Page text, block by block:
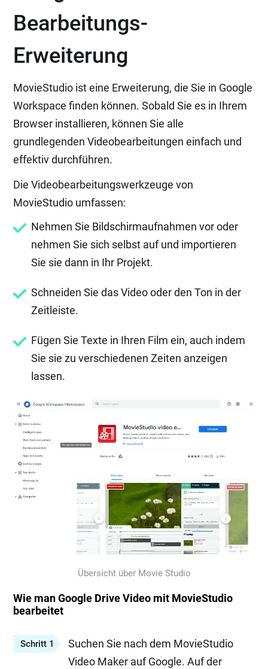
Bearbeitungs-
Erweiterung
MovieStudio ist eine Erweiterung, die Sie in Google
Workspace finden können. Sobald Sie es in Ihrem
Browser installieren, können Sie alle
grundlegenden Videobearbeitungen einfach und
effektiv durchführen.
Die Videobearbeitungswerkzeuge von
MovieStudio umfassen:
Nehmen Sie Bildschirmaufnahmen vor oder
nehmen Sie sich selbst auf und importieren
Sie sie dann in Ihr Projekt.
Schneiden Sie das Video oder den Ton in der
Zeitleiste.
Fügen Sie Texte in Ihren Film ein, auch indem
Sie sie zu verschiedenen Zeiten anzeigen
lassen.
Übersicht über Movie Studio
Wie man Google Drive Video mit MovieStudio
bearbeitet
Schritt 1
Suchen Sie nach dem MovieStudio
Video Maker auf Google. Auf der